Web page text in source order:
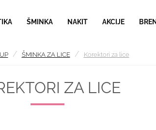
ŠMINKA NAKIT AKCIJE
ŠMINKA ZA LICE Korektori za lice
ZA LICE